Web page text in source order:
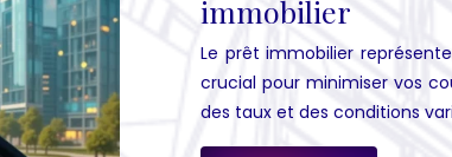
immobilier
Le prêt immobilier
crucial pour minimiser vos
des taux et des conditions